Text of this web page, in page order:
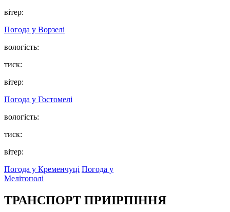
вітер:
Погода у Ворзелі
вологість:
тиск:
вітер:
Погода у Гостомелі
вологість:
тиск:
вітер:
Погода у Кременчуці Погода у
Мелітополі
ТРАНСПОРТ ПРИІРПІННЯ